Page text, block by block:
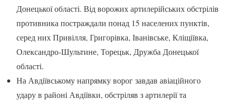
Донецької області. Від ворожих артилерійських обстрілів
противника постраждали понад 15 населених пунктів,
серед них Привілля, Григорівка, Іванівське, Кліщіївка,
Олександро-Шультине, Торецьк, Дружба Донецької
області.
На Авдіївському напрямку ворог завдав авіаційного
удару в районі Авдіївки, обстріляв з артилерії та